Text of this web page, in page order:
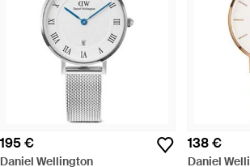
195 €
Daniel Wellington
138 €
Daniel